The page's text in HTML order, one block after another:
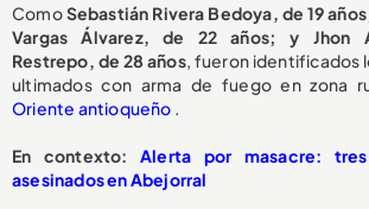
ComoSebastián Rivera Bedoya, de 19
Vargas Álvarez, de 22 años; y Jhon
Restrepo, de 28 años, fueron identificados
ultimados con arma de fuego en zona
Oriente antioqueño .
En contexto:Alerta por masacre:
asesinados en Abejorral